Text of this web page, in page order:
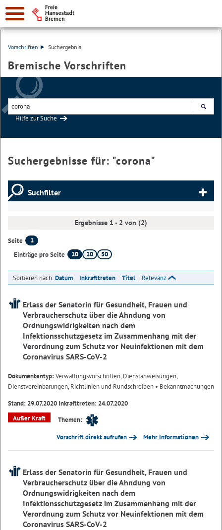
Vorschriften Suchergebnis
Bremische Vorschriften
Hilfe zur Suche
Suchergebnisse für: "corona"
Suchfilter
Ergebnisse 1 - 2 von (2)
Seite
1
Einträge pro Seite
10 20 50
Sortieren nach:Datum Inkrafttreten Titel Relevanz
Erlass der Senatorin für Gesundheit, Frauen und
Verbraucherschutz über die Ahndung von
Ordnungswidrigkeiten nach dem
Infektionsschutzgesetz im Zusammenhang mit der
Verordnung zum Schutz vor Neuinfektionen mit dem
Coronavirus SARS-CoV-2
Dokumententyp:Verwaltungsvorschriften, Dienstanweisungen,
Dienstvereinbarungen, Richtlinien und Rundschreiben • Bekanntmachungen
Stand: 29.07.2020 Inkrafttreten: 24.07.2020
Außer Kraft
Themen:
Vorschrift direkt aufrufen Mehr Informationen
Erlass der Senatorin für Gesundheit, Frauen und
Verbraucherschutz über die Ahndung von
Ordnungswidrigkeiten nach dem
Infektionsschutzgesetz im Zusammenhang mit der
Verordnung zum Schutz vor Neuinfektionen mit dem
Coronavirus SARS-CoV-2